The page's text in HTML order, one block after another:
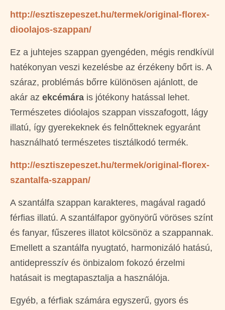
http://esztiszepeszet.hu/termek/original-florex-
dioolajos-szappan/
Ez a juhtejes szappan gyengéden, mégis rendkívül
hatékonyan veszi kezelésbe az érzékeny bőrt is. A
száraz, problémás bőrre különösen ajánlott, de
akár az ekcémára is jótékony hatással lehet.
Természetes dióolajos szappan visszafogott, lágy
illatú, így gyerekeknek és felnőtteknek egyaránt
használható természetes tisztálkodó termék.
http://esztiszepeszet.hu/termek/original-florex-
szantalfa-szappan/
A szantálfa szappan karakteres, magával ragadó
férfias illatú. A szantálfapor gyönyörű vöröses színt
és fanyar, fűszeres illatot kölcsönöz a szappannak.
Emellett a szantálfa nyugtató, harmonizáló hatású,
antidepresszív és önbizalom fokozó érzelmi
hatásait is megtapasztalja a használója.
Egyéb, a férfiak számára egyszerű, gyors és